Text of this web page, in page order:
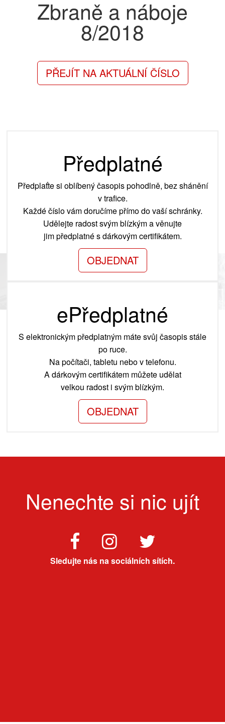
Zbraně a náboje
8/2018
PŘEJÍT NA AKTUÁLNÍ ČÍSLO
Předplatné
Předplaťte si oblíbený časopis pohodlně, bez shánění
v trafice.
Každé číslo vám doručíme přímo do vaší schránky.
Udělejte radost svým blízkým a věnujte
jim předplatné s dárkovým certifikátem.
OBJEDNAT
ePředplatné
S elektronickým předplatným máte svůj časopis stále
po ruce.
Na počítači, tabletu nebo v telefonu.
A dárkovým certifikátem můžete udělat
velkou radost i svým blízkým.
OBJEDNAT
Nenechte si nic ujít
Sledujte nás na sociálních sítích.